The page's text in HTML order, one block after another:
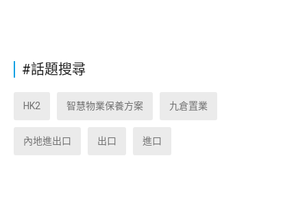
#話題搜尋
HK2 智慧物業保養方案 九倉置業
內地進出口 出口 進口